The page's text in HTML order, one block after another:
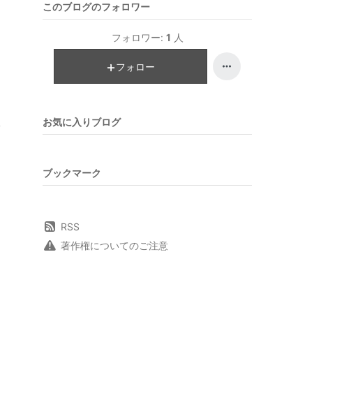
このブログのフォロワー
フォロワー: 1 人
フォロー
お気に入りブログ
ブックマーク
RSS
著作権についてのご注意